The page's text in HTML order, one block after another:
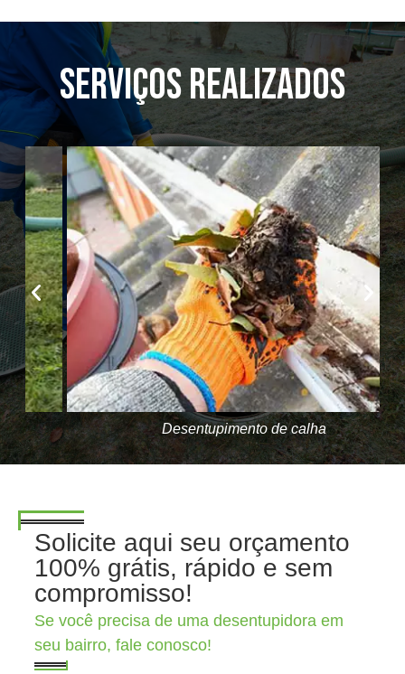
serviços realizados
Desentupimento de calha
Solicite aqui seu orçamento
100% grátis, rápido e sem
compromisso!
Se você precisa de uma desentupidora em
seu bairro, fale conosco!